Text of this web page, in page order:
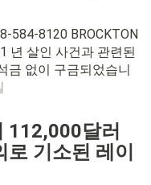
584-8120 BROCKTON
년 살인 사건과 관련된
금 없이 구금되었습니
112,000달러
기소된 레이